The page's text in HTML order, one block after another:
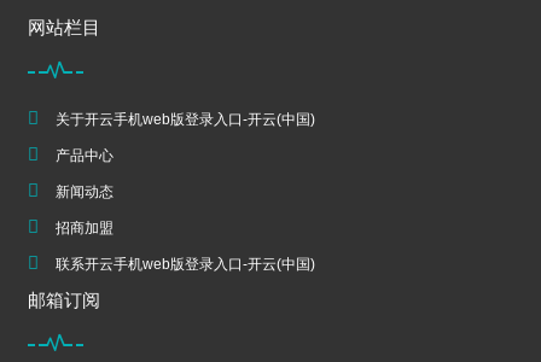
网站栏目
关于开云手机web版登录入口-开云(中国)
产品中心
新闻动态
招商加盟
联系开云手机web版登录入口-开云(中国)
邮箱订阅